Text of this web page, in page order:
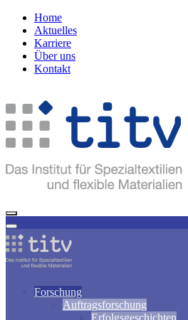
Home
Aktuelles
Karriere
Über uns
Kontakt
Forschung
Auftragsforschung
Erfolgsgeschichten